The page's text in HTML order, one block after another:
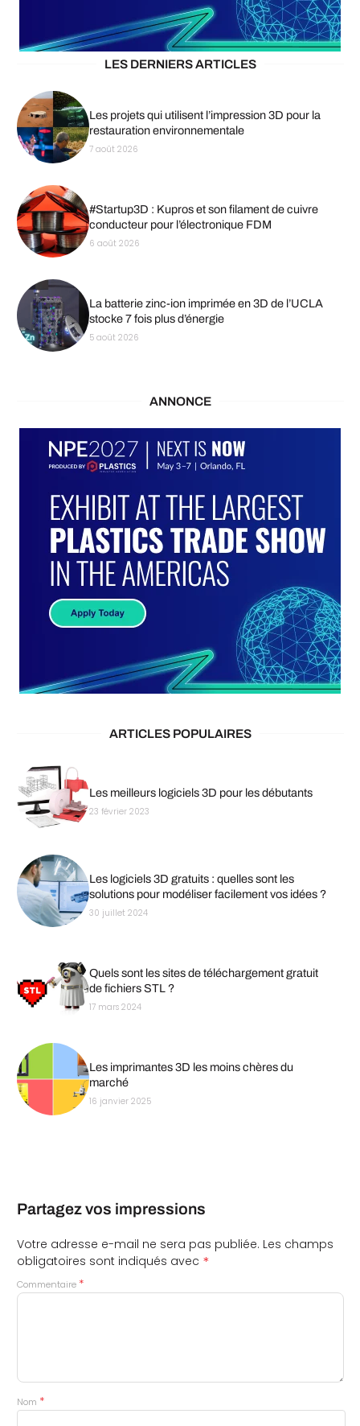
LES DERNIERS ARTICLES
Les projets qui utilisent l’impression 3D pour la
restauration environnementale
7 août 2026
#Startup3D : Kupros et son filament de cuivre
conducteur pour l’électronique FDM
6 août 2026
La batterie zinc-ion imprimée en 3D de l’UCLA
stocke 7 fois plus d’énergie
5 août 2026
ANNONCE
ARTICLES POPULAIRES
Les meilleurs logiciels 3D pour les débutants
23 février 2023
Les logiciels 3D gratuits : quelles sont les
solutions pour modéliser facilement vos idées ?
30 juillet 2024
Quels sont les sites de téléchargement gratuit
de fichiers STL ?
17 mars 2024
Les imprimantes 3D les moins chères du
marché
16 janvier 2025
Partagez vos impressions
Votre adresse e-mail ne sera pas publiée. Les champs
obligatoires sont indiqués avec *
Commentaire *
Nom *